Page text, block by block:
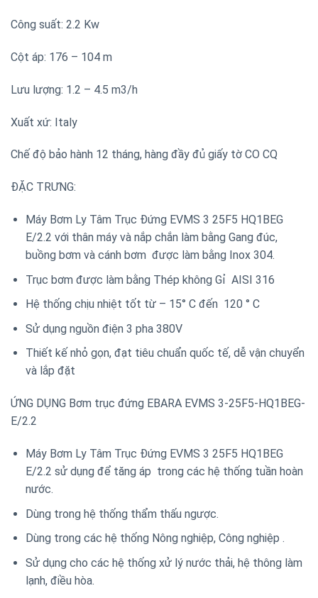
Công suất: 2.2 Kw
Cột áp: 176 – 104 m
Lưu lượng: 1.2 – 4.5 m3/h
Xuất xứ: Italy
Chế độ bảo hành 12 tháng, hàng đầy đủ giấy tờ CO CQ
ĐẶC TRƯNG:
Máy Bơm Ly Tâm Trục Đứng EVMS 3 25F5 HQ1BEG
E/2.2 với thân máy và nắp chắn làm bằng Gang đúc,
buồng bơm và cánh bơm được làm bằng Inox 304.
Trục bơm được làm bằng Thép không Gỉ AISI 316
Hệ thống chịu nhiệt tốt từ – 15° C đến 120 ° C
Sử dụng nguồn điện 3 pha 380V
Thiết kế nhỏ gọn, đạt tiêu chuẩn quốc tế, dễ vận chuyển
và lắp đặt
ỨNG DỤNG Bơm trục đứng EBARA EVMS 3-25F5-HQ1BEG-
E/2.2
Máy Bơm Ly Tâm Trục Đứng EVMS 3 25F5 HQ1BEG
E/2.2 sử dụng để tăng áp trong các hệ thống tuần hoàn
nước.
Dùng trong hệ thống thẩm thấu ngược.
Dùng trong các hệ thống Nông nghiệp, Công nghiệp .
Sử dụng cho các hệ thống xử lý nước thải, hệ thông làm
lạnh, điều hòa.